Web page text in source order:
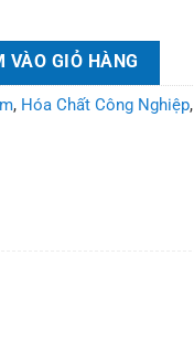
VÀO GIỎ HÀNG
, Hóa Chất Công Nghiệp,